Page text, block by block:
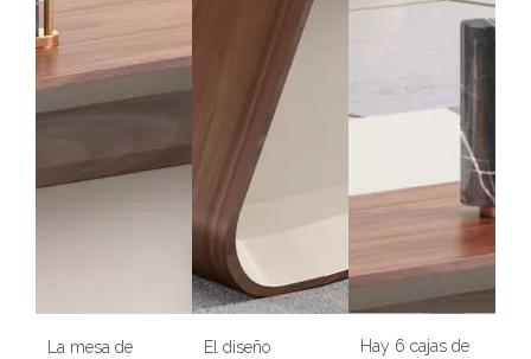
La mesa de
El diseño
Hay 6 cajas de